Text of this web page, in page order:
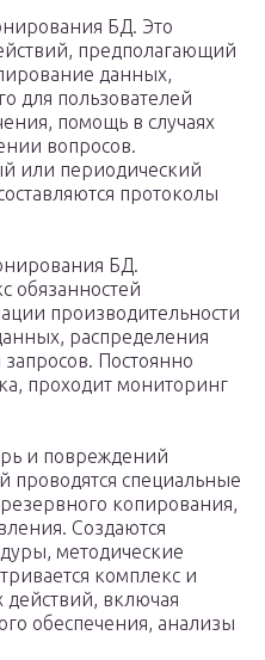
БД. Это
предполагающий
данных,
для пользователей
помощь в случаях
вопросов.
или периодический
протоколы
БД.
обязанностей
производительности
распределения
Постоянно
проходит мониторинг
и повреждений
проводятся специальные
копирования,
Создаются
методические
комплекс и
действий, включая
обеспечения, анализы